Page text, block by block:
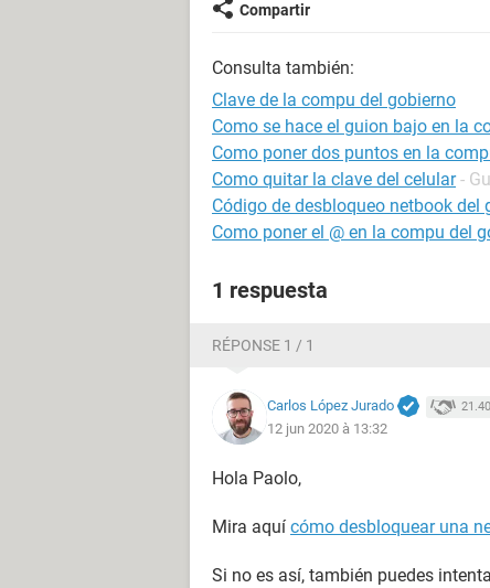
Compartir
Consulta también:
Clave de la compu del gobierno
Como se hace el guion bajo en la
Como poner dos puntos en la
Como quitar la clave del celular -
Código de desbloqueo netbook
Como poner el @ en la compu del
1 respuesta
RÉPONSE 1 / 1
Carlos López Jurado
12 jun 2020 à 13:32
Hola Paolo,
Mira aquí cómo desbloquear una
Si no es así, también puedes